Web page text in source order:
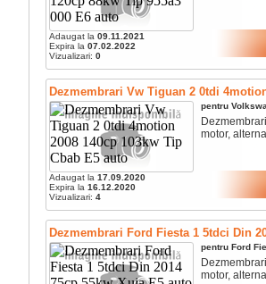
Adaugat la 09.11.2021
Expira la 07.02.2022
Vizualizari: 0
Dezmembrari Vw Tiguan 2 0tdi
Adaugat la 17.09.2020
Expira la 16.12.2020
Vizualizari: 4
pentru
motor,
Dezmembrari Ford Fiesta 1 5tdci Din
pentru Ford
motor,